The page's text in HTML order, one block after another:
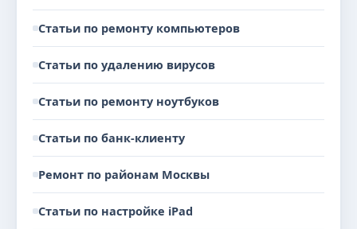
Статьи по ремонту компьютеров
Статьи по удалению вирусов
Статьи по ремонту ноутбуков
Статьи по банк-клиенту
Ремонт по районам Москвы
Статьи по настройке iPad